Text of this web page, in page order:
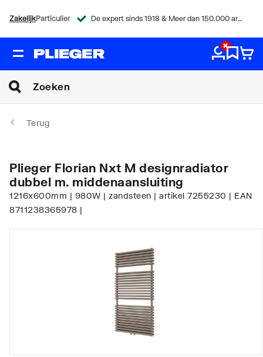
ZakelijkParticulier De expert sinds 1918 & Meer dan 150.000 artikelen
Terug
Plieger Florian Nxt M designradiator
dubbel m. middenaansluiting
1216x600mm | 980W | zandsteen | artikel 7255230 | EAN
8711238365978 |